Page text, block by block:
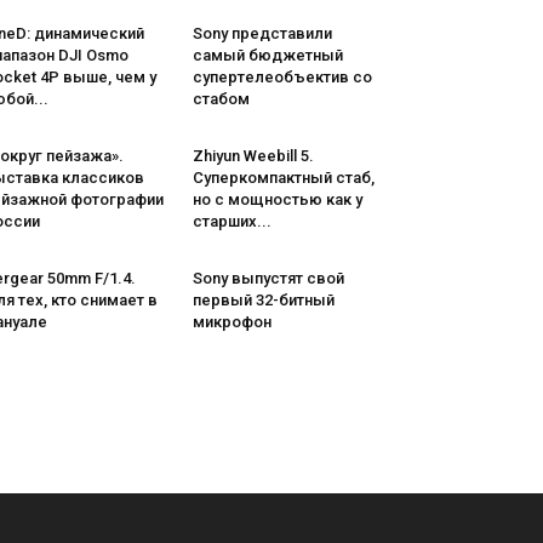
динамический
DJI Osmo
4P выше, чем у
Sony представили
самый бюджетный
супертелеобъектив со
стабом
пейзажа».
классиков
фотографии
Zhiyun Weebill 5.
Cуперкомпактный стаб,
но с мощностью как у
старших...
50mm F/1.4.
тех, кто снимает в
Sony выпустят свой
первый 32-битный
микрофон